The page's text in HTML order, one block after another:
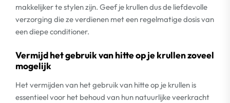
makkelijker te stylen zijn. Geef je krullen dus de liefdevolle
verzorging die ze verdienen met een regelmatige dosis van
een diepe conditioner.
Vermijd het gebruik van hitte op je krullen zoveel
mogelijk
Het vermijden van het gebruik van hitte op je krullen is
essentieel voor het behoud van hun natuurlijke veerkracht